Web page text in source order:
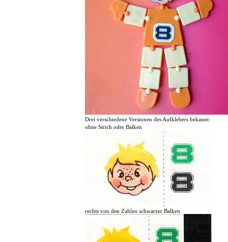
Drei verschiedene Versionen des Aufklebers bekannt:
ohne Strich oder Balken
rechts von den Zahlen schwarzer Balken